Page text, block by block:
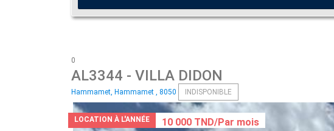
0
AL3344 - VILLA DIDON
Hammamet, Hammamet , 8050 INDISPONIBLE
LOCATION À L'ANNÉE 10 000 TND/Par mois